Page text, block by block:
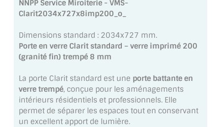
MIROIR DE SALLE DE BAIN
MIROIR POUR SALLE DE SPORT
MIROIR ENCADRÉ
MIROIR TV
NNPP Service Miroiterie - VMS-
Clarit2034x727x8imp200_o_
Dimensions standard : 2034x727 mm.
Porte en verre Clarit standard – verre imprimé 200
(granité fin) trempé 8 mm
La porte Clarit standard est une porte battante en
verre trempé, conçue pour les aménagements
intérieurs résidentiels et professionnels. Elle
permet de séparer les espaces tout en conservant
un excellent apport de lumière.